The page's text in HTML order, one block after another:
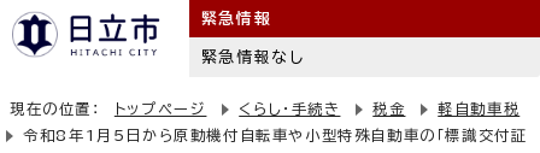
緊急情報
緊急情報なし
現在の位置： トップページ くらし・手続き 税金
軽自動車税
令和8年1月5日から原動機付自転車や小型特殊自動車の「標識交付証